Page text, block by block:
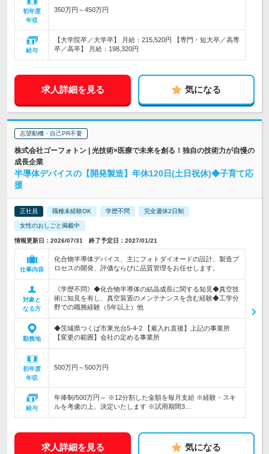
初年度
年収
350万円～450万円
給与
【大学院卒／大学卒】 月給：215,520円 【専門・短大卒／高専
卒／高卒】 月給：198,320円
求人詳細を見る 気になる
志望動機・自己PR不要
株式会社ゴーフォトン | 光技術×医療で未来を創る！独自の技術力が自慢の
成長企業
半導体デバイスの【開発製造】年休120日(土日祝休)◆子育て応
援
正社員 職種未経験OK 学歴不問 完全週休2日制
女性のおしごと掲載中
情報更新日：2026/07/31 終了予定日：2027/01/21
仕事内容
化合物半導体デバイス、主にフォトダイオードの設計、製造プ
ロセスの開発、評価ならびに品質管理をお任せします。
対象と
なる方
《学歴不問》◆化合物半導体の結晶成長に関する知見◆真空技
術に知見を有し、真空装置のメンテナンスを含む経験◆工学分
野での職務経験（5年以上）他
勤務地
◆茨城県つくば市東光台5-4-2 【雇入れ直後】上記の事業所
【変更の範囲】会社の定める事業所
初年度
年収
500万円～500万円
給与
年俸制/500万円～ ※12分割した金額を毎月支給 ※経験・スキ
ルを考慮の上、決定いたします ※試用期間3…
求人詳細を見る 気になる